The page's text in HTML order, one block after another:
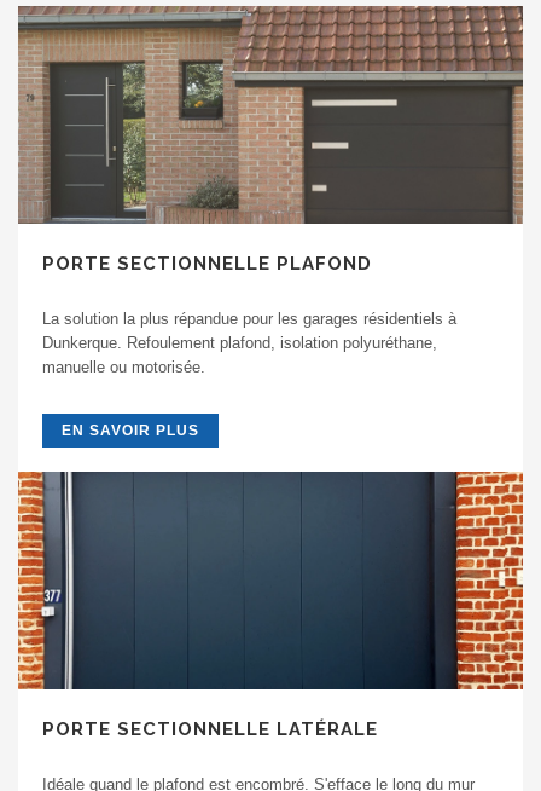
PORTE SECTIONNELLE PLAFOND
La solution la plus répandue pour les garages résidentiels à
Dunkerque. Refoulement plafond, isolation polyuréthane,
manuelle ou motorisée.
EN SAVOIR PLUS
PORTE SECTIONNELLE LATÉRALE
Idéale quand le plafond est encombré. S'efface le long du mur